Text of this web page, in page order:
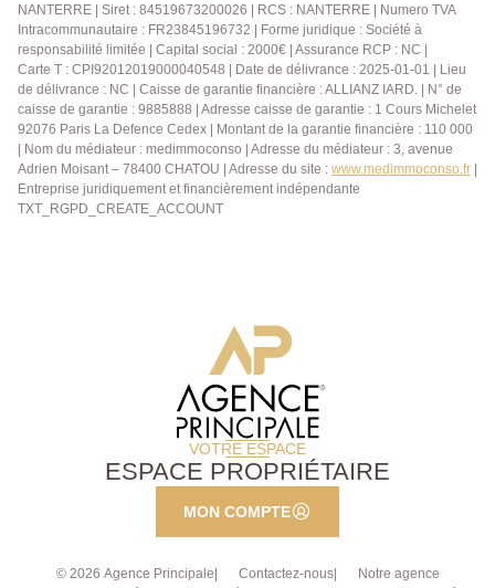
NANTERRE | Siret : 84519673200026 | RCS : NANTERRE | Numero TVA
Intracommunautaire : FR23845196732 | Forme juridique : Société à
responsabilité limitée | Capital social : 2000€ | Assurance RCP : NC |
Carte T : CPI92012019000040548 | Date de délivrance : 2025-01-01 | Lieu
de délivrance : NC | Caisse de garantie financière : ALLIANZ IARD. | N° de
caisse de garantie : 9885888 | Adresse caisse de garantie : 1 Cours Michelet
92076 Paris La Defence Cedex | Montant de la garantie financière : 110 000
| Nom du médiateur : medimmoconso | Adresse du médiateur : 3, avenue
Adrien Moisant – 78400 CHATOU | Adresse du site : www.medimmoconso.fr
Entreprise juridiquement et financièrement indépendante
TXT_RGPD_CREATE_ACCOUNT
VOTRE ESPACE
ESPACE PROPRIÉTAIRE
MON COMPTE
© 2026 Agence Principale Contactez-nous
Notre agence